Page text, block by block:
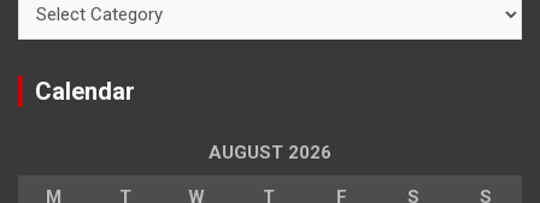
Calendar
AUGUST 2026
M T W T F S S